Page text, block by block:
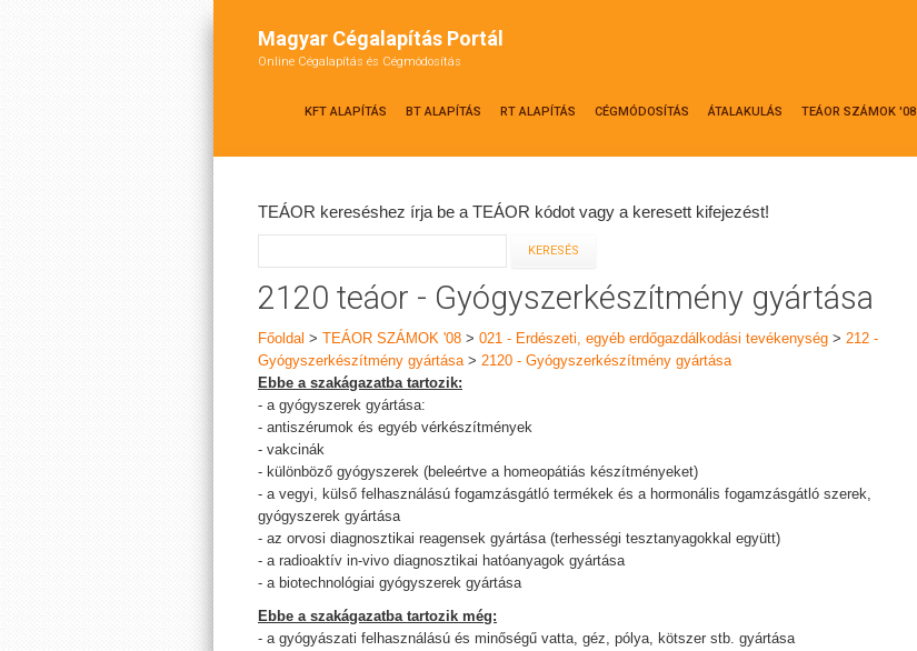
Magyar Cégalapítás Portál
Online Cégalapítás és Cégmódosítás
KFT ALAPÍTÁS BT ALAPÍTÁS RT ALAPÍTÁS CÉGMÓDOSÍTÁS ÁTALAKULÁS TEÁOR SZÁMOK '08
TEÁOR kereséshez írja be a TEÁOR kódot vagy a keresett kifejezést!
2120 teáor - Gyógyszerkészítmény gyártása
Főoldal > TEÁOR SZÁMOK '08 > 021 - Erdészeti, egyéb erdőgazdálkodási tevékenység > 212 -
Gyógyszerkészítmény gyártása> 2120 - Gyógyszerkészítmény gyártása
Ebbe a szakágazatba tartozik:
- a gyógyszerek gyártása:
- antiszérumok és egyéb vérkészítmények
- vakcinák
- különböző gyógyszerek (beleértve a homeopátiás készítményeket)
- a vegyi, külső felhasználású fogamzásgátló termékek és a hormonális fogamzásgátló szerek,
gyógyszerek gyártása
- az orvosi diagnosztikai reagensek gyártása (terhességi tesztanyagokkal együtt)
- a radioaktív in-vivo diagnosztikai hatóanyagok gyártása
- a biotechnológiai gyógyszerek gyártása
Ebbe a szakágazatba tartozik még:
- a gyógyászati felhasználású és minőségű vatta, géz, pólya, kötszer stb. gyártása